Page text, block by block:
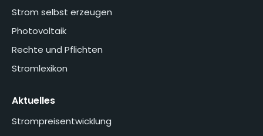
Strom selbst erzeugen
Photovoltaik
Rechte und Pflichten
Stromlexikon
Aktuelles
Strompreisentwicklung